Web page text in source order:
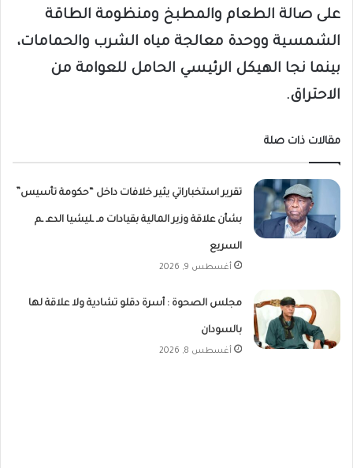
على صالة الطعام والمطبخ ومنظومة الطاقة
الشمسية ووحدة معالجة مياه الشرب والحمامات،
بينما نجا الهيكل الرئيسي الحامل للعوامة من
الاحتراق.
مقالات ذات صلة
تقرير استخباراتي يثير خلافات داخل “حكومة تأسيس”
بشأن علاقة وزير المالية بقيادات مـ ـليشيا الدعـ ـم
السريع
أغسطس 9, 2026
مجلس الصحوة : أسرة دقلو تشادية ولا علاقة لها
بالسودان
أغسطس 8, 2026